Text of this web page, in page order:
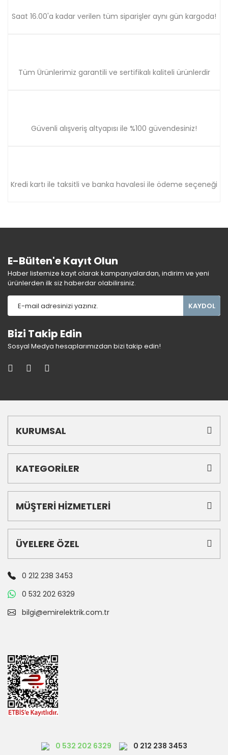
Saat 16.00'a kadar verilen tüm siparişler aynı gün kargoda!
Tüm Ürünlerimiz garantili ve sertifikalı kaliteli ürünlerdir
Güvenli alışveriş altyapısı ile %100 güvendesiniz!
Kredi kartı ile taksitli ve banka havalesi ile ödeme seçeneği
E-Bülten'e Kayıt Olun
Haber listemize kayıt olarak kampanyalardan, indirim ve yeni
ürünlerden ilk siz haberdar olabilirsiniz.
KAYDOL
Bizi Takip Edin
Sosyal Medya hesaplarımızdan bizi takip edin!
KURUMSAL
KATEGORİLER
MÜŞTERİ HİZMETLERİ
ÜYELERE ÖZEL
0 212 238 3453
0 532 202 6329
bilgi@emirelektrik.com.tr
0 532 202 6329 0 212 238 3453